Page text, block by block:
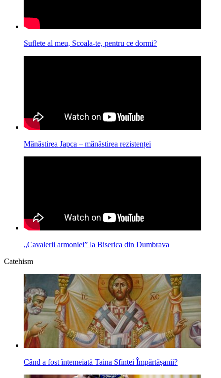
Suflete al meu, Scoala-te, pentru ce dormi?
Mănăstirea Japca – mănăstirea rezistenței
„Cavalerii armoniei” la Biserica din Dumbrava
Catehism
Când a fost întemeiată Taina Sfintei Împărtăşanii?